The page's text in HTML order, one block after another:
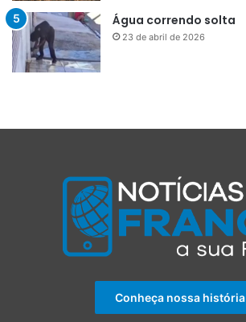
Água correndo solta
23 de abril de 2026
Conheça nossa história